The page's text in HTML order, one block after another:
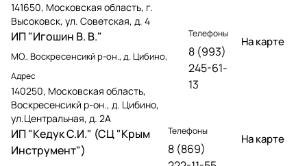
141650, Московская область, г.
Высоковск, ул. Советская, д. 4
ИП "Игошин В. В."
МО., Воскресенсикй р-он., д. Цибино,
Адрес
140250, Московская область,
Воскресенсикй р-он., д. Цибино,
ул.Центральная, д. 2А
Телефоны
8 (993)
245-61-
13
На карте
ИП "Кедук С.И." (СЦ "Крым
Инструмент")
Телефоны
8 (869)
На карте